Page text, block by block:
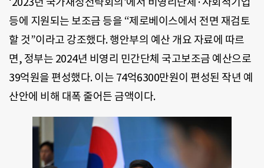
등에 지원되는 보조금 등을 “제로베이스에서 전면 재검토
할 것”이라고 강조했다. 행안부의 예산 개요 자료에 따르
면, 정부는 2024년 비영리 민간단체 국고보조금 예산으로
39억원을 편성했다. 이는 74억6300만원이 편성된 작년 예
산안에 비해 대폭 줄어든 금액이다.